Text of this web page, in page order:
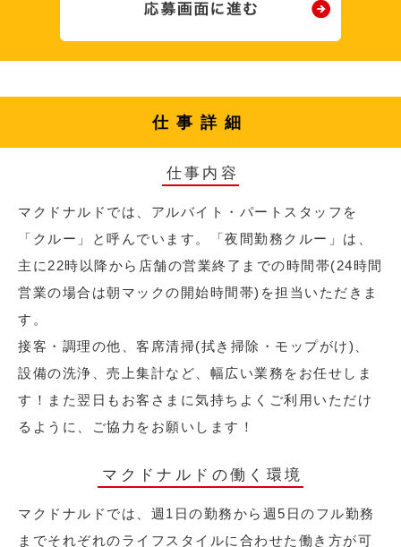
仕事詳細
仕事内容
マクドナルドでは、アルバイト・パートスタッフを
「クルー」と呼んでいます。「夜間勤務クルー」は、
主に22時以降から店舗の営業終了までの時間帯(24時間
営業の場合は朝マックの開始時間帯)を担当いただきま
す。
接客・調理の他、客席清掃(拭き掃除・モップがけ)、
設備の洗浄、売上集計など、幅広い業務をお任せしま
す！また翌日もお客さまに気持ちよくご利用いただけ
るように、ご協力をお願いします！
マクドナルドの働く環境
マクドナルドでは、週1日の勤務から週5日のフル勤務
までそれぞれのライフスタイルに合わせた働き方が可